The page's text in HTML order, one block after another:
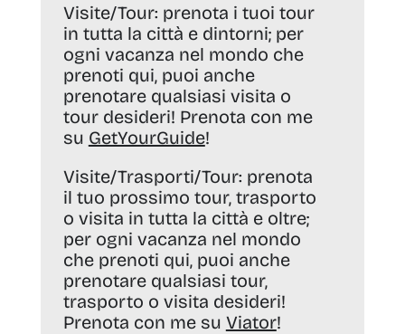
Visite/Tour: prenota i tuoi tour
in tutta la città e dintorni; per
ogni vacanza nel mondo che
prenoti qui, puoi anche
prenotare qualsiasi visita o
tour desideri! Prenota con me
su GetYourGuide!
Visite/Trasporti/Tour: prenota
il tuo prossimo tour, trasporto
o visita in tutta la città e oltre;
per ogni vacanza nel mondo
che prenoti qui, puoi anche
prenotare qualsiasi tour,
trasporto o visita desideri!
Prenota con me su Viator!